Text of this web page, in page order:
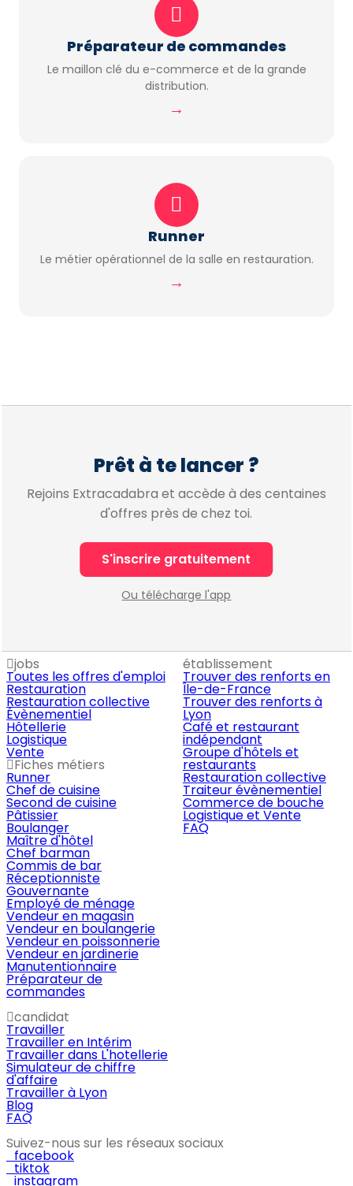
Préparateur de commandes
Le maillon clé du e-commerce et de la grande
distribution.
→
Runner
Le métier opérationnel de la salle en restauration.
→
Prêt à te lancer ?
Rejoins Extracadabra et accède à des centaines
d'offres près de chez toi.
S'inscrire gratuitement
Ou télécharge l'app
jobs
Toutes les offres d'emploi
Restauration
Restauration collective
Évènementiel
Hôtellerie
Logistique
Vente
Fiches métiers
Runner
Chef de cuisine
Second de cuisine
Pâtissier
Boulanger
Maître d'hôtel
Chef barman
Commis de bar
Réceptionniste
Gouvernante
Employé de ménage
Vendeur en magasin
Vendeur en boulangerie
Vendeur en poissonnerie
Vendeur en jardinerie
Manutentionnaire
Préparateur de
commandes
établissement
Trouver des renforts en
Île-de-France
Trouver des renforts à
Lyon
Café et restaurant
indépendant
Groupe d'hôtels et
restaurants
Restauration collective
Traiteur évènementiel
Commerce de bouche
Logistique et Vente
FAQ
candidat
Travailler
Travailler en Intérim
Travailler dans L'hotellerie
Simulateur de chiffre
d'affaire
Travailler à Lyon
Blog
FAQ
Suivez-nous sur les réseaux sociaux
facebook
tiktok
instagram